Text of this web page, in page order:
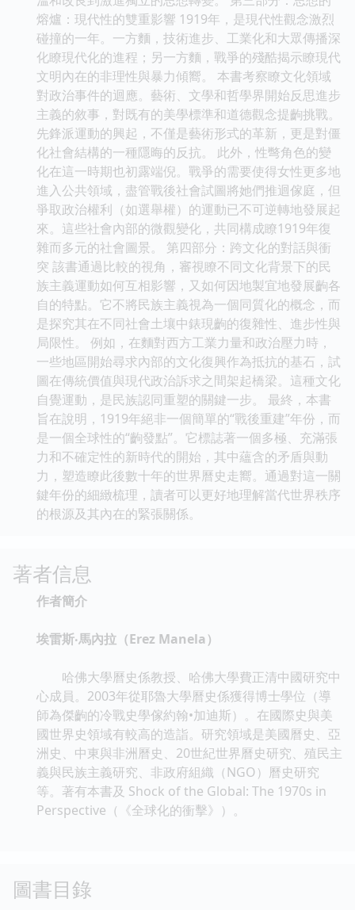
熔爐：現代性的雙重影響 1919年，是現代性觀念激烈
碰撞的一年。一方麵，技術進步、工業化和大眾傳播深
化瞭現代化的進程；另一方麵，戰爭的殘酷揭示瞭現代
文明內在的非理性與暴力傾嚮。 本書考察瞭文化領域
對政治事件的迴應。藝術、文學和哲學界開始反思進步
主義的敘事，對既有的美學標準和道德觀念提齣挑戰。
先鋒派運動的興起，不僅是藝術形式的革新，更是對僵
化社會結構的一種隱晦的反抗。 此外，性彆角色的變
化在這一時期也初露端倪。戰爭的需要使得女性更多地
進入公共領域，盡管戰後社會試圖將她們推迴傢庭，但
爭取政治權利（如選舉權）的運動已不可逆轉地發展起
來。這些社會內部的微觀變化，共同構成瞭1919年復
雜而多元的社會圖景。 第四部分：跨文化的對話與衝
突 該書通過比較的視角，審視瞭不同文化背景下的民
族主義運動如何互相影響，又如何因地製宜地發展齣各
自的特點。它不將民族主義視為一個同質化的概念，而
是探究其在不同社會土壤中錶現齣的復雜性、進步性與
局限性。 例如，在麵對西方工業力量和政治壓力時，
一些地區開始尋求內部的文化復興作為抵抗的基石，試
圖在傳統價值與現代政治訴求之間架起橋梁。這種文化
自覺運動，是民族認同重塑的關鍵一步。 最終，本書
旨在說明，1919年絕非一個簡單的“戰後重建”年份，而
是一個全球性的“齣發點”。它標誌著一個多極、充滿張
力和不確定性的新時代的開始，其中蘊含的矛盾與動
力，塑造瞭此後數十年的世界曆史走嚮。通過對這一關
鍵年份的細緻梳理，讀者可以更好地理解當代世界秩序
的根源及其內在的緊張關係。
著者信息
作者簡介
埃雷斯‧馬內拉（Erez Manela）
哈佛大學曆史係教授、哈佛大學費正清中國研究中
心成員。2003年從耶魯大學曆史係獲得博士學位（導
師為傑齣的冷戰史學傢約翰•加迪斯）。在國際史與美
國世界史領域有較高的造詣。研究領域是美國曆史、亞
洲史、中東與非洲曆史、20世紀世界曆史研究、殖民主
義與民族主義研究、非政府組織（NGO）曆史研究
等。著有本書及 Shock of the Global: The 1970s in
Perspective（《全球化的衝擊》）。
圖書目錄